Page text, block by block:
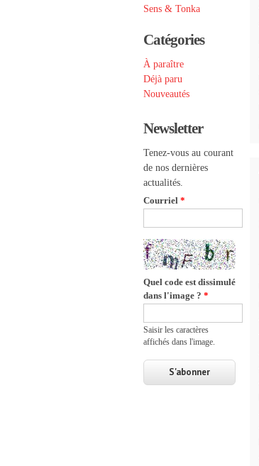
Sens & Tonka
Catégories
À paraître
Déjà paru
Nouveautés
Newsletter
Tenez-vous au courant
de nos dernières
actualités.
Courriel *
Quel code est dissimulé
dans l'image ? *
Saisir les caractères
affichés dans l'image.